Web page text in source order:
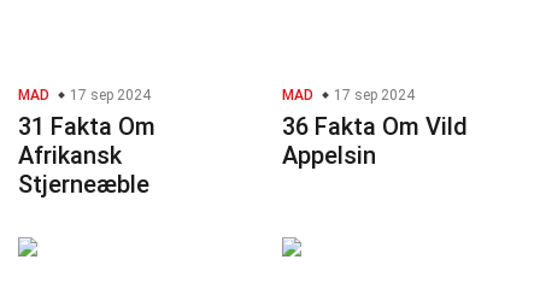
MAD 17 sep 2024
31 Fakta Om
Afrikansk
Stjerneæble
MAD 17 sep 2024
36 Fakta Om Vild
Appelsin